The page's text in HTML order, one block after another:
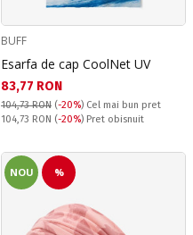
BUFF
Esarfa de cap CoolNet UV
Текуща цена:
83,77 RON
104,73 RON (-20%) Cel mai bun pret
Pret obisnuit:
104,73 RON (-20%) Pret obisnuit
NOU %